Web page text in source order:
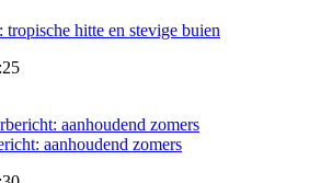
hitte en stevige buien
aanhoudend zomers